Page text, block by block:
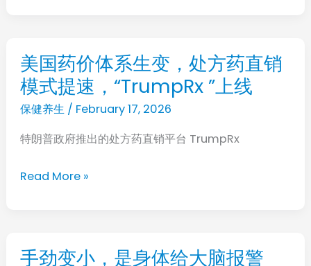
误
当“太
累
了”！
美国药价体系生变，处方药直销
模式提速，“TrumpRx ”上线
保健养生/ February 17, 2026
特朗普政府推出的处方药直销平台 TrumpRx
美
国
药
体
方
Read More »
手劲变小，是身体给大脑报警
手